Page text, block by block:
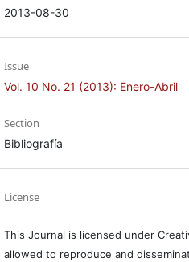
2013-08-30
Issue
Vol. 10 No. 21 (2013): Enero-Abril
Section
Bibliografía
License
This Journal is licensed under
allowed to reproduce and